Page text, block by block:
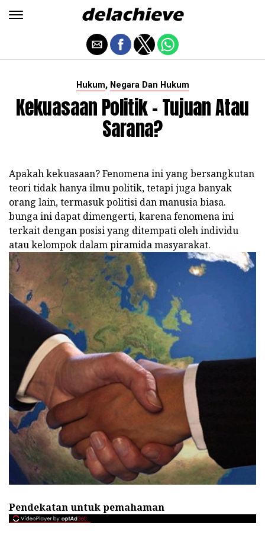
Hukum, Negara Dan Hukum
Kekuasaan Politik - Tujuan Atau
Sarana?
Apakah kekuasaan? Fenomena ini yang bersangkutan
teori tidak hanya ilmu politik, tetapi juga banyak
orang lain, termasuk politisi dan manusia biasa.
bunga ini dapat dimengerti, karena fenomena ini
terkait dengan posisi yang ditempati oleh individu
atau kelompok dalam piramida masyarakat.
Pendekatan untuk pemahaman